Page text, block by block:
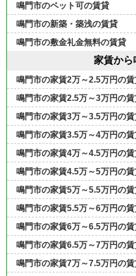
鳴門市のペット可の賃貸
鳴門市の新築・築浅の賃貸
鳴門市の敷金礼金無料の賃貸
家賃から
鳴門市の家賃2万～2.5万円の賃
鳴門市の家賃2.5万～3万円の賃
鳴門市の家賃3万～3.5万円の賃
鳴門市の家賃3.5万～4万円の賃
鳴門市の家賃4万～4.5万円の賃
鳴門市の家賃4.5万～5万円の賃
鳴門市の家賃5万～5.5万円の賃
鳴門市の家賃5.5万～6万円の賃
鳴門市の家賃6万～6.5万円の賃
鳴門市の家賃6.5万～7万円の賃
鳴門市の家賃7万～7.5万円の賃